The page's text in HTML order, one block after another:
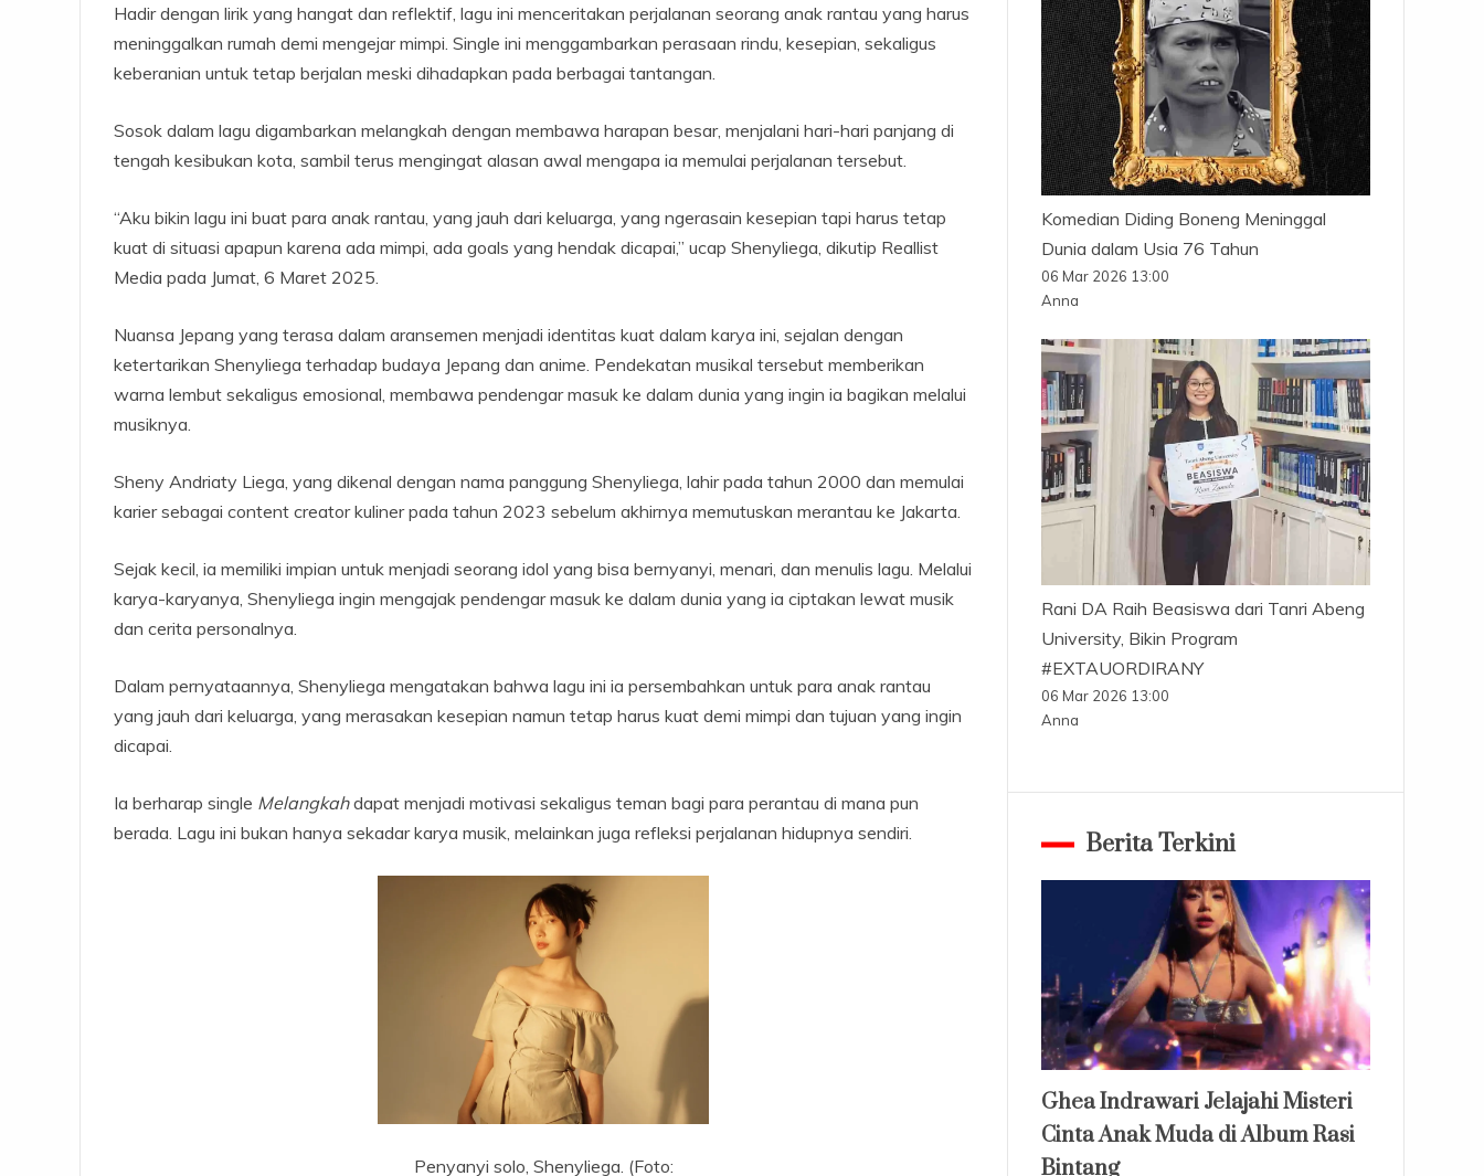
Hadir dengan lirik yang hangat dan reflektif, lagu ini menceritakan perjalanan seorang anak rantau yang harus
meninggalkan rumah demi mengejar mimpi. Single ini menggambarkan perasaan rindu, kesepian, sekaligus
keberanian untuk tetap berjalan meski dihadapkan pada berbagai tantangan.
Sosok dalam lagu digambarkan melangkah dengan membawa harapan besar, menjalani hari-hari panjang di
tengah kesibukan kota, sambil terus mengingat alasan awal mengapa ia memulai perjalanan tersebut.
“Aku bikin lagu ini buat para anak rantau, yang jauh dari keluarga, yang ngerasain kesepian tapi harus tetap
kuat di situasi apapun karena ada mimpi, ada goals yang hendak dicapai,” ucap Shenyliega, dikutip Reallist
Media pada Jumat, 6 Maret 2025.
Nuansa Jepang yang terasa dalam aransemen menjadi identitas kuat dalam karya ini, sejalan dengan
ketertarikan Shenyliega terhadap budaya Jepang dan anime. Pendekatan musikal tersebut memberikan
warna lembut sekaligus emosional, membawa pendengar masuk ke dalam dunia yang ingin ia bagikan melalui
musiknya.
Sheny Andriaty Liega, yang dikenal dengan nama panggung Shenyliega, lahir pada tahun 2000 dan memulai
karier sebagai content creator kuliner pada tahun 2023 sebelum akhirnya memutuskan merantau ke Jakarta.
Sejak kecil, ia memiliki impian untuk menjadi seorang idol yang bisa bernyanyi, menari, dan menulis lagu. Melalui
karya-karyanya, Shenyliega ingin mengajak pendengar masuk ke dalam dunia yang ia ciptakan lewat musik
dan cerita personalnya.
Dalam pernyataannya, Shenyliega mengatakan bahwa lagu ini ia persembahkan untuk para anak rantau
yang jauh dari keluarga, yang merasakan kesepian namun tetap harus kuat demi mimpi dan tujuan yang ingin
dicapai.
Ia berharap single Melangkahdapat menjadi motivasi sekaligus teman bagi para perantau di mana pun
berada. Lagu ini bukan hanya sekadar karya musik, melainkan juga refleksi perjalanan hidupnya sendiri.
Penyanyi solo, Shenyliega. (Foto:
Komedian Diding Boneng Meninggal
Dunia dalam Usia 76 Tahun
06 Mar 2026 13:00
Anna
Rani DA Raih Beasiswa dari Tanri Abeng
University, Bikin Program
#EXTAUORDIRANY
06 Mar 2026 13:00
Anna
Berita Terkini
Ghea Indrawari Jelajahi Misteri
Cinta Anak Muda di Album Rasi
Bintang